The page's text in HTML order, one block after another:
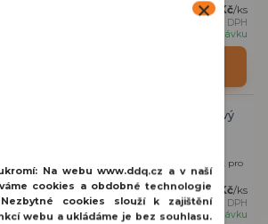
701 Kč/ks
bez DPH
na objednávku
Dimmer vertical Graphite dotykový
) vertikál je bočný, vertikální dotykový kryt pro
posuvník...
701 Kč/ks
579 Kčbez DPH
na objednávku
Na webu www.ddq.cz a v naší
cookies a obdobné technologie
Nezbytné cookies slouží k zajištění
webu a ukládáme je bez souhlasu.